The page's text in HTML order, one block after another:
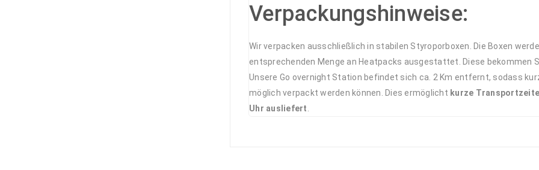
Verpackungshinweise:
Wir verpacken ausschließlich in stabilen Styroporboxen. Die Boxen
entsprechenden Menge an Heatpacks ausgestattet. Diese bekommen
Unsere Go overnight Station befindet sich ca. 2 Km entfernt, sodass
möglich verpackt werden können. Dies ermöglicht kurze
Uhr ausliefert